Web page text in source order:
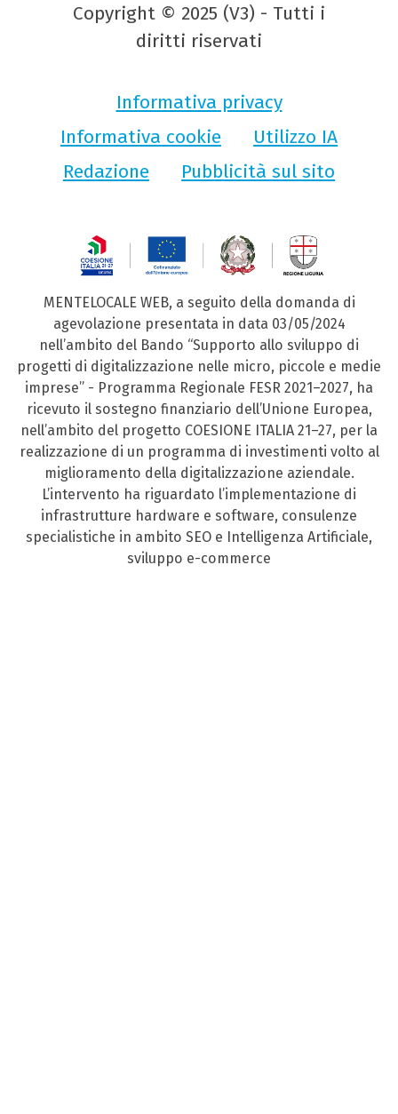
Copyright © 2025 (V3) - Tutti i
diritti riservati
Informativa privacy
Informativa cookie
Utilizzo IA
Redazione
Pubblicità sul sito
MENTELOCALE WEB, a seguito della domanda di
agevolazione presentata in data 03/05/2024
nell’ambito del Bando “Supporto allo sviluppo di
progetti di digitalizzazione nelle micro, piccole e medie
imprese” - Programma Regionale FESR 2021–2027, ha
ricevuto il sostegno finanziario dell’Unione Europea,
nell’ambito del progetto COESIONE ITALIA 21–27, per la
realizzazione di un programma di investimenti volto al
miglioramento della digitalizzazione aziendale.
L’intervento ha riguardato l’implementazione di
infrastrutture hardware e software, consulenze
specialistiche in ambito SEO e Intelligenza Artificiale,
sviluppo e-commerce